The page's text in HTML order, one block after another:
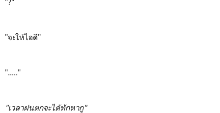
"จะให้ไอดี"
"....."
"เวลาฝนตกจะได้ทักหากู"